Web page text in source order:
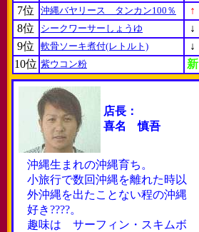
7位
沖縄バヤリース タンカン100％
↑
8位
シークワーサーしょうゆ
↓
9位
軟骨ソーキ煮付(レトルト)
↓
10位 紫ウコン粉 新
店長：
喜名 慎吾
沖縄生まれの沖縄育ち。
小旅行で数回沖縄を離れた時以
外沖縄を出たことない程の沖縄
好き????。
趣味は サーフィン・スキムボ